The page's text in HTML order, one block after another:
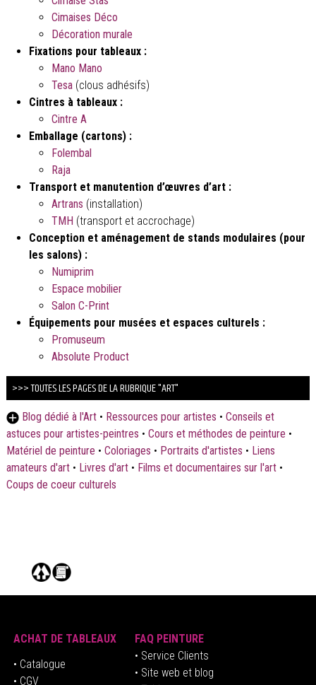
Cimaises Déco
Décoration murale
Fixations pour tableaux :
Mano Mano
Tesa(clous adhésifs)
Cintres à tableaux :
Cintre A
Emballage (cartons) :
Folembal
Raja
Transport et manutention d’œuvres d’art :
Artrans (installation)
TMH (transport et accrochage)
Conception et aménagement de stands modulaires (pour
les salons) :
Numiprim
Espace mobilier
Salon C-Print
Équipements pour musées et espaces culturels :
Promuseum
Absolute Product
>>> TOUTES LES PAGES DE LA RUBRIQUE "ART"
Blog dédié à l'Art• Ressources pour artistes • Conseils et
astuces pour artistes-peintres • Cours et méthodes de peinture •
Matériel de peinture • Coloriages • Portraits d'artistes • Liens
amateurs d'art • Livres d'art• Films et documentaires sur l'art•
Coups de coeur culturels
ACHAT DE TABLEAUX
• Catalogue
• CGV
FAQ PEINTURE
• Service Clients
• Site web et blog